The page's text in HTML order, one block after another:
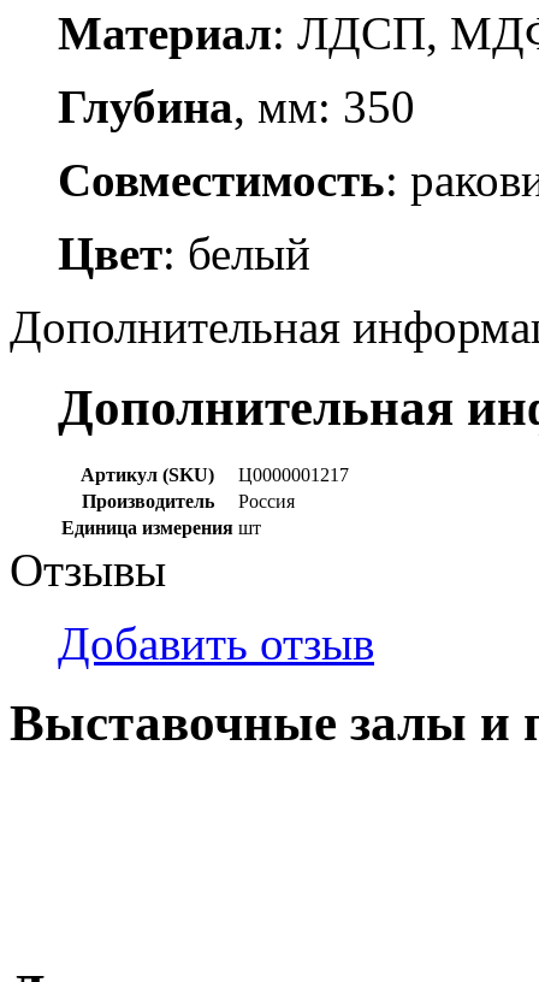
Материал: ЛДСП,
Глубина, мм: 350
Совместимость:
Цвет: белый
Дополнительная
Дополнительная
Артикул (SKU)
Ц0000001217
Производитель
Россия
Единица измерения шт
Отзывы
Добавить отзыв
Выставочные залы и